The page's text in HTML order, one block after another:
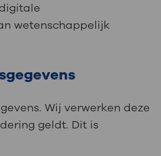
wetenschappelijk
Wij verwerken deze
geldt. Dit is